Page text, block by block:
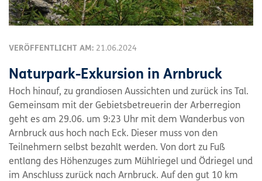
VERÖFFENTLICHT AM: 21.06.2024
Naturpark-Exkursion in Arnbruck
Hoch hinauf, zu grandiosen Aussichten und zurück ins Tal.
Gemeinsam mit der Gebietsbetreuerin der Arberregion
geht es am 29.06. um 9:23 Uhr mit dem Wanderbus von
Arnbruck aus hoch nach Eck. Dieser muss von den
Teilnehmern selbst bezahlt werden. Von dort zu Fuß
entlang des Höhenzuges zum Mühlriegel und Ödriegel und
im Anschluss zurück nach Arnbruck. Auf den gut 10 km